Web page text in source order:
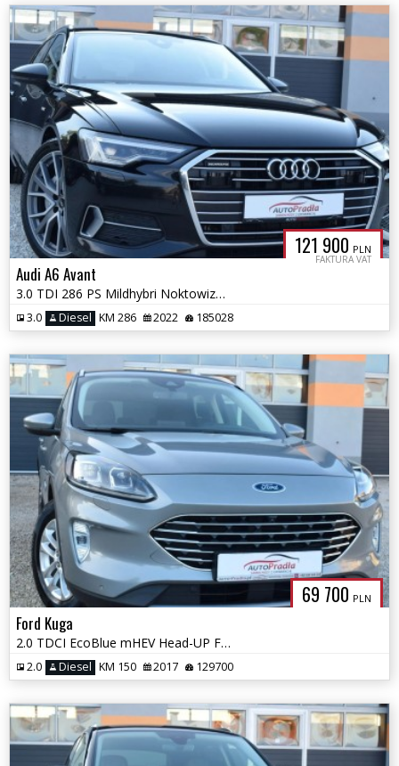
121 900 PLN
FAKTURA VAT
Audi A6 Avant
3.0 TDI 286 PS Mildhybri Noktowizor Quattro Pneumatyka Ledy Matrix
3.0 Diesel KM 286 2022 185028
69 700 PLN
Ford Kuga
2.0 TDCI EcoBlue mHEV Head-UP Fuul Ledy kamera Navi Alum#
2.0 Diesel KM 150 2017 129700